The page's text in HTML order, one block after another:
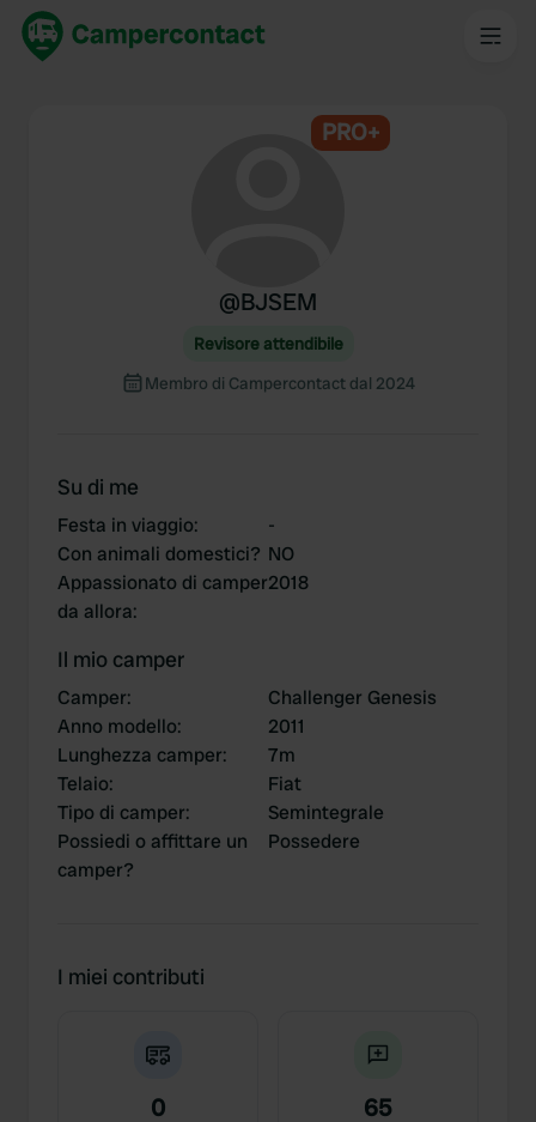
PRO+
@BJSEM
Revisore attendibile
Membro di Campercontact dal 2024
Su di me
Festa in viaggio:
-
Con animali domestici? NO
Appassionato di camper
da allora:
2018
Il mio camper
Camper:
Challenger Genesis
Anno modello:
2011
Lunghezza camper:
7m
Telaio:
Fiat
Tipo di camper:
Semintegrale
Possiedi o affittare un
camper?
Possedere
I miei contributi
0 65